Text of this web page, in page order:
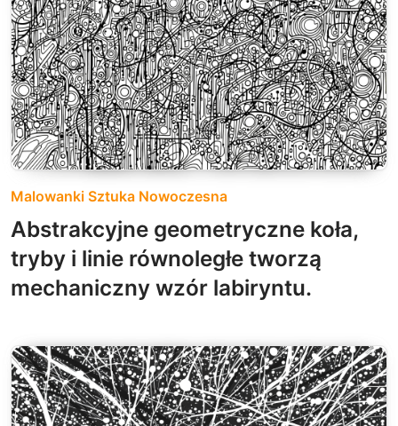
Malowanki Sztuka Nowoczesna
Abstrakcyjne geometryczne koła,
tryby i linie równoległe tworzą
mechaniczny wzór labiryntu.